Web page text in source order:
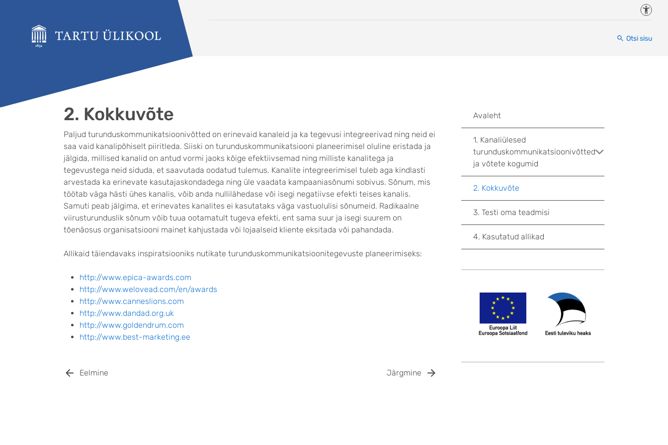
Otsi sisu
2. Kokkuvõte
Paljud turunduskommunikatsioonivõtted on erinevaid kanaleid ja ka tegevusi integreerivad ning neid ei
saa vaid kanalipõhiselt piiritleda. Siiski on turunduskommunikatsiooni planeerimisel oluline eristada ja
jälgida, millised kanalid on antud vormi jaoks kõige efektiivsemad ning milliste kanalitega ja
tegevustega neid siduda, et saavutada oodatud tulemus. Kanalite integreerimisel tuleb aga kindlasti
arvestada ka erinevate kasutajaskondadega ning üle vaadata kampaaniasõnumi sobivus. Sõnum, mis
töötab väga hästi ühes kanalis, võib anda nullilähedase või isegi negatiivse efekti teises kanalis.
Samuti peab jälgima, et erinevates kanalites ei kasutataks väga vastuolulisi sõnumeid. Radikaalne
viirusturunduslik sõnum võib tuua ootamatult tugeva efekti, ent sama suur ja isegi suurem on
tõenäosus organisatsiooni mainet kahjustada või lojaalseid kliente eksitada või pahandada.
Allikaid täiendavaks inspiratsiooniks nutikate turunduskommunikatsioonitegevuste planeerimiseks:
http://www.epica-awards.com
http://www.welovead.com/en/awards
http://www.canneslions.com
http://www.dandad.org.uk
http://www.goldendrum.com
http://www.best-marketing.ee
Eelmine Järgmine
Avaleht
1. Kanaliülesed
turunduskommunikatsioonivõtted
ja võtete kogumid
2. Kokkuvõte
3. Testi oma teadmisi
4. Kasutatud allikad